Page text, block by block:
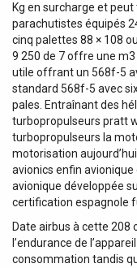
Kg en surcharge et
parachutistes équipés
cinq palettes 88 × 108
9 250 de 7 offre une m3
utile offrant un 568f-5
standard 568f-5 avec
pales. Entraînant des
turbopropulseurs pratt
turbopropulseurs la
motorisation
avionics enfin
avionique développée
certification espagnole
Date airbus à cette 208
l’endurance de
consommation tandis